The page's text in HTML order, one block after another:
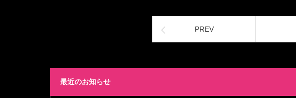
PREV
最近のお知らせ